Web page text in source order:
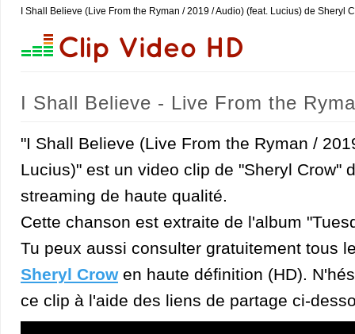
I Shall Believe (Live From the Ryman / 2019 / Audio) (feat. Lucius) de Sheryl
I Shall Believe - Live From the
"I Shall Believe (Live From the Ryman /
Lucius)" est un video clip de "Sheryl Crow"
streaming de haute qualité.
Cette chanson est extraite de l'album
Tu peux aussi consulter gratuitement tous
Sheryl Crowen haute définition (HD).
ce clip à l'aide des liens de partage ci-